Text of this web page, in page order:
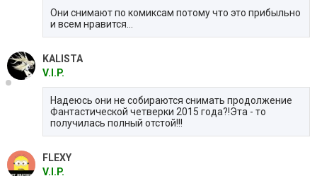
Они снимают по комиксам потому что это прибыльно
и всем нравится...
KALISTA
V.I.P.
Надеюсь они не собираются снимать продолжение
Фантастической четверки 2015 года?!Эта - то
получилась полный отстой!!!
FLEXY
V.I.P.